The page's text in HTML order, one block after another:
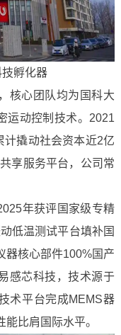
孵化器
心团队均为国科大
运动控制技术。2021
计撬动社会资本近2亿
享服务平台，公司常
年获评国家级专精
低温测试平台填补国
器核心部件100%国产
感芯科技，技术源于
术平台完成MEMS器
比肩国际水平。